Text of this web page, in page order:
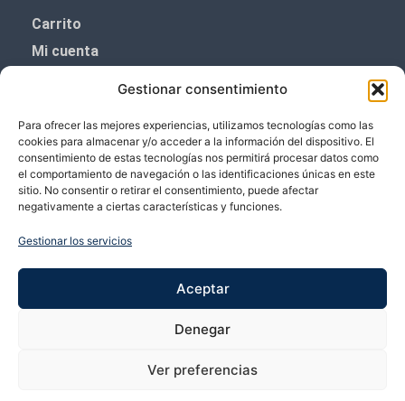
Gestionar consentimiento
Para ofrecer las mejores experiencias, utilizamos tecnologías como las
cookies para almacenar y/o acceder a la información del dispositivo. El
consentimiento de estas tecnologías nos permitirá procesar datos como
el comportamiento de navegación o las identificaciones únicas en este
sitio. No consentir o retirar el consentimiento, puede afectar
negativamente a ciertas características y funciones.
Gestionar los servicios
Aceptar
Denegar
Ver preferencias
Carrito
Mi cuenta
Política de cookies (UE)
Boletín de noticias
¡¡Suscríbete y prometemos no dar mucho el
Te enviaremos sólo cosas importantes.